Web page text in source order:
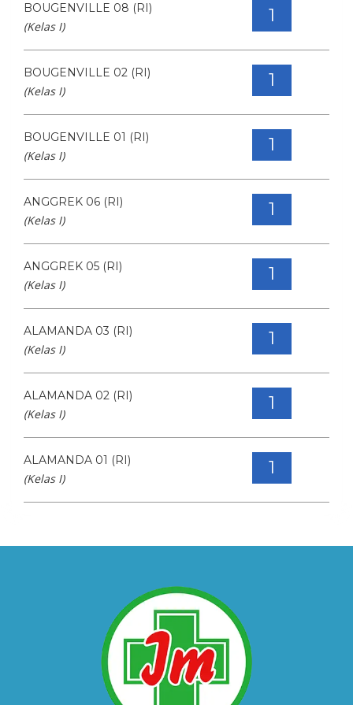
BOUGENVILLE 08 (RI)
(Kelas I)
1
BOUGENVILLE 02 (RI)
(Kelas I)
1
BOUGENVILLE 01 (RI)
(Kelas I)
1
ANGGREK 06 (RI)
(Kelas I)
1
ANGGREK 05 (RI)
(Kelas I)
1
ALAMANDA 03 (RI)
(Kelas I)
1
ALAMANDA 02 (RI)
(Kelas I)
1
ALAMANDA 01 (RI)
(Kelas I)
1